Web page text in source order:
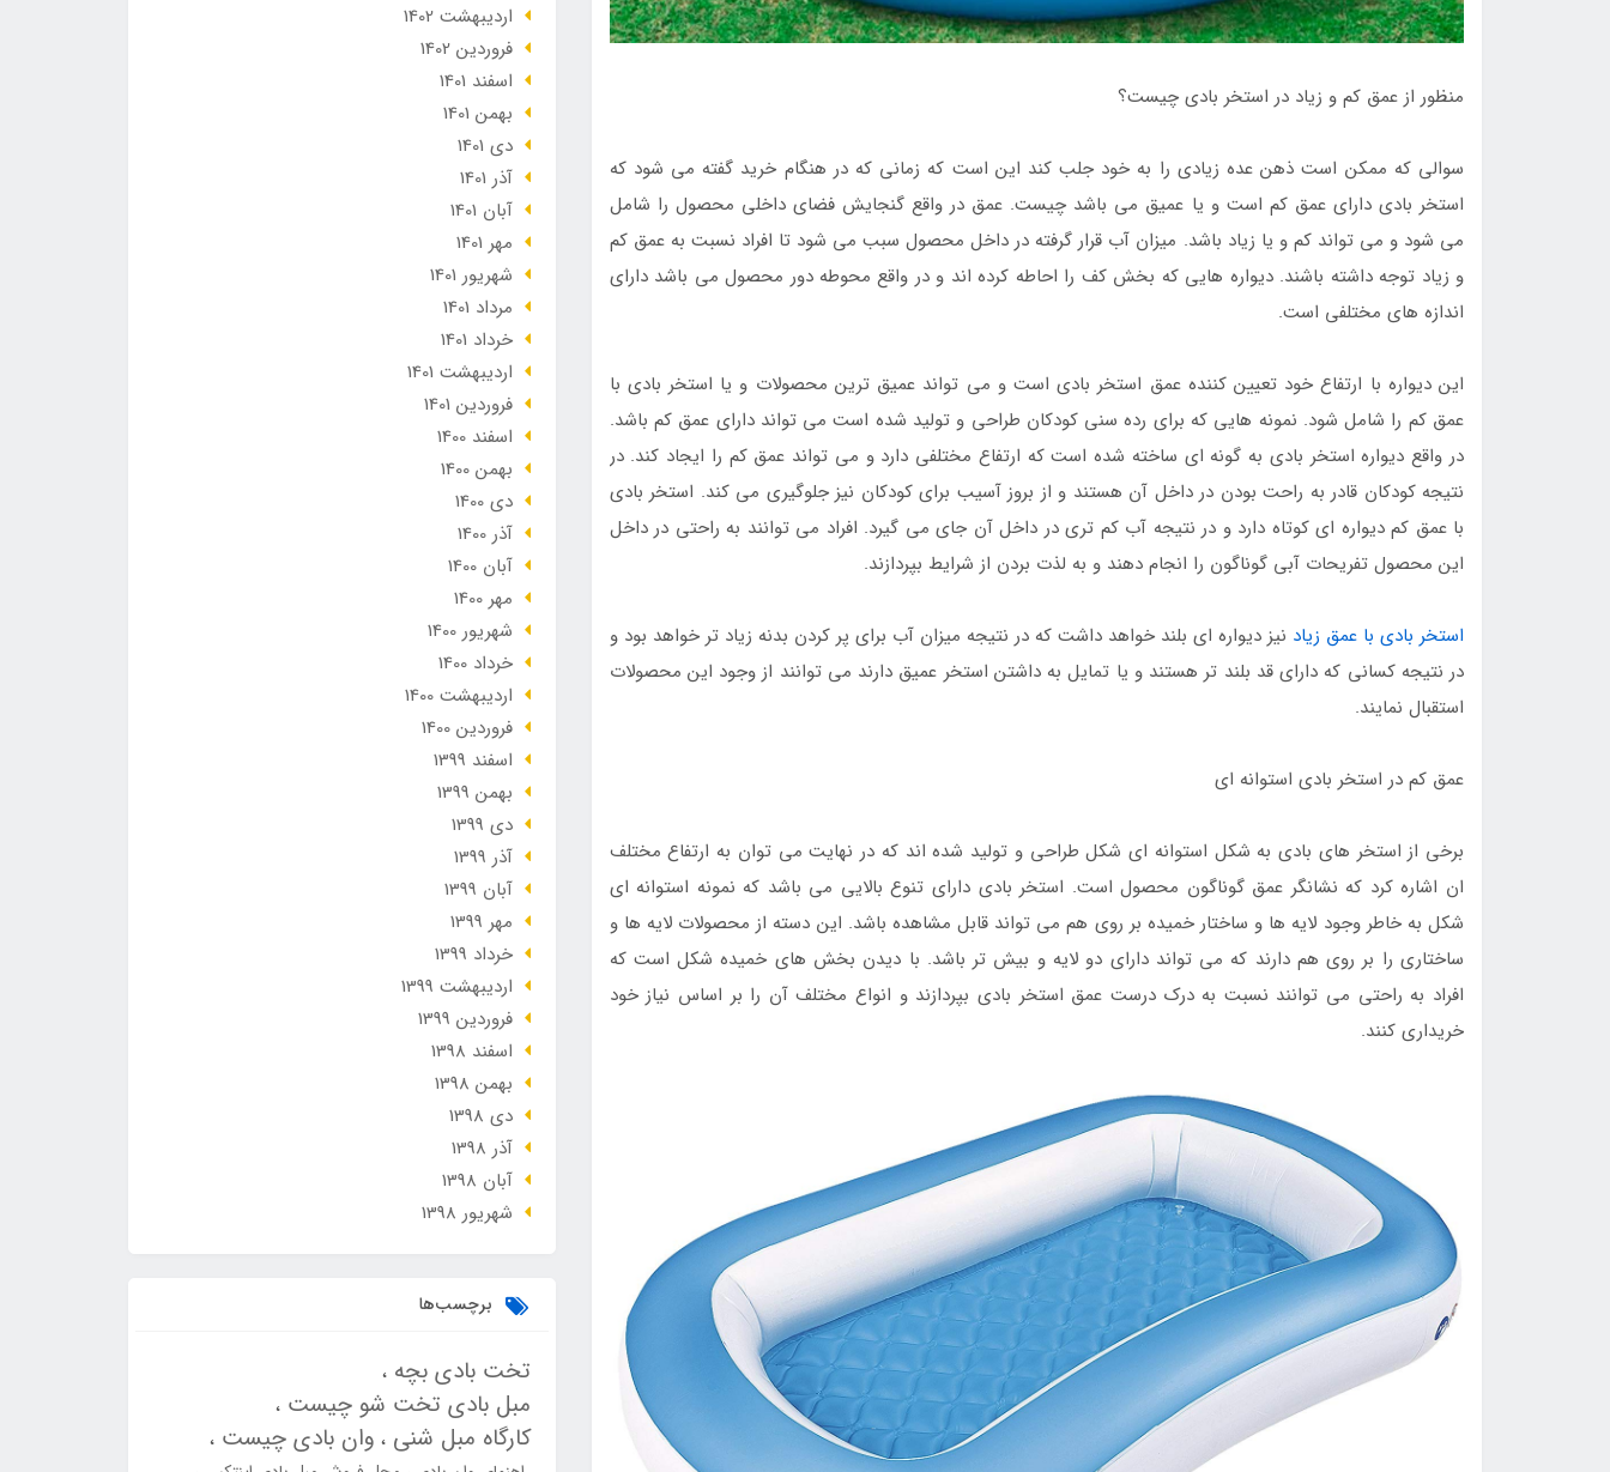
منظور از عمق کم و زیاد در استخر بادی چیست؟
سوالی که ممکن است ذهن عده زیادی را به خود جلب کند این است که زمانی که در هنگام خرید گفته می شود که
استخر بادی دارای عمق کم است و یا عمیق می باشد چیست. عمق در واقع گنجایش فضای داخلی محصول را شامل
می شود و می تواند کم و یا زیاد باشد. میزان آب قرار گرفته در داخل محصول سبب می شود تا افراد نسبت به عمق کم
و زیاد توجه داشته باشند. دیواره هایی که بخش کف را احاطه کرده اند و در واقع محوطه دور محصول می باشد دارای
اندازه های مختلفی است.
این دیواره با ارتفاع خود تعیین کننده عمق استخر بادی است و می تواند عمیق ترین محصولات و یا استخر بادی با
عمق کم را شامل شود. نمونه هایی که برای رده سنی کودکان طراحی و تولید شده است می تواند دارای عمق کم باشد.
در واقع دیواره استخر بادی به گونه ای ساخته شده است که ارتفاع مختلفی دارد و می تواند عمق کم را ایجاد کند. در
نتیجه کودکان قادر به راحت بودن در داخل آن هستند و از بروز آسیب برای کودکان نیز جلوگیری می کند. استخر بادی
با عمق کم دیواره ای کوتاه دارد و در نتیجه آب کم تری در داخل آن جای می گیرد. افراد می توانند به راحتی در داخل
این محصول تفریحات آبی گوناگون را انجام دهند و به لذت بردن از شرایط بپردازند.
استخر بادی با عمق زیاد نیز دیواره ای بلند خواهد داشت که در نتیجه میزان آب برای پر کردن بدنه زیاد تر خواهد بود و
در نتیجه کسانی که دارای قد بلند تر هستند و یا تمایل به داشتن استخر عمیق دارند می توانند از وجود این محصولات
استقبال نمایند.
عمق کم در استخر بادی استوانه ای
برخی از استخر های بادی به شکل استوانه ای شکل طراحی و تولید شده اند که در نهایت می توان به ارتفاع مختلف
ان اشاره کرد که نشانگر عمق گوناگون محصول است. استخر بادی دارای تنوع بالایی می باشد که نمونه استوانه ای
شکل به خاطر وجود لایه ها و ساختار خمیده بر روی هم می تواند قابل مشاهده باشد. این دسته از محصولات لایه ها و
ساختاری را بر روی هم دارند که می تواند دارای دو لایه و بیش تر باشد. با دیدن بخش های خمیده شکل است که
افراد به راحتی می توانند نسبت به درک درست عمق استخر بادی بپردازند و انواع مختلف آن را بر اساس نیاز خود
خریداری کنند.
ارديبهشت 1402
فروردین 1402
اسفند 1401
بهمن 1401
دی 1401
آذر 1401
آبان 1401
مهر 1401
شهریور 1401
مرداد 1401
خرداد 1401
ارديبهشت 1401
فروردین 1401
اسفند 1400
بهمن 1400
دی 1400
آذر 1400
آبان 1400
مهر 1400
شهریور 1400
خرداد 1400
ارديبهشت 1400
فروردین 1400
اسفند 1399
بهمن 1399
دی 1399
آذر 1399
آبان 1399
مهر 1399
خرداد 1399
ارديبهشت 1399
فروردین 1399
اسفند 1398
بهمن 1398
دی 1398
آذر 1398
آبان 1398
شهریور 1398
برچسب‌ها
تخت بادی بچه
مبل بادی تخت شو چیست
کارگاه مبل شنی وان بادی چیست